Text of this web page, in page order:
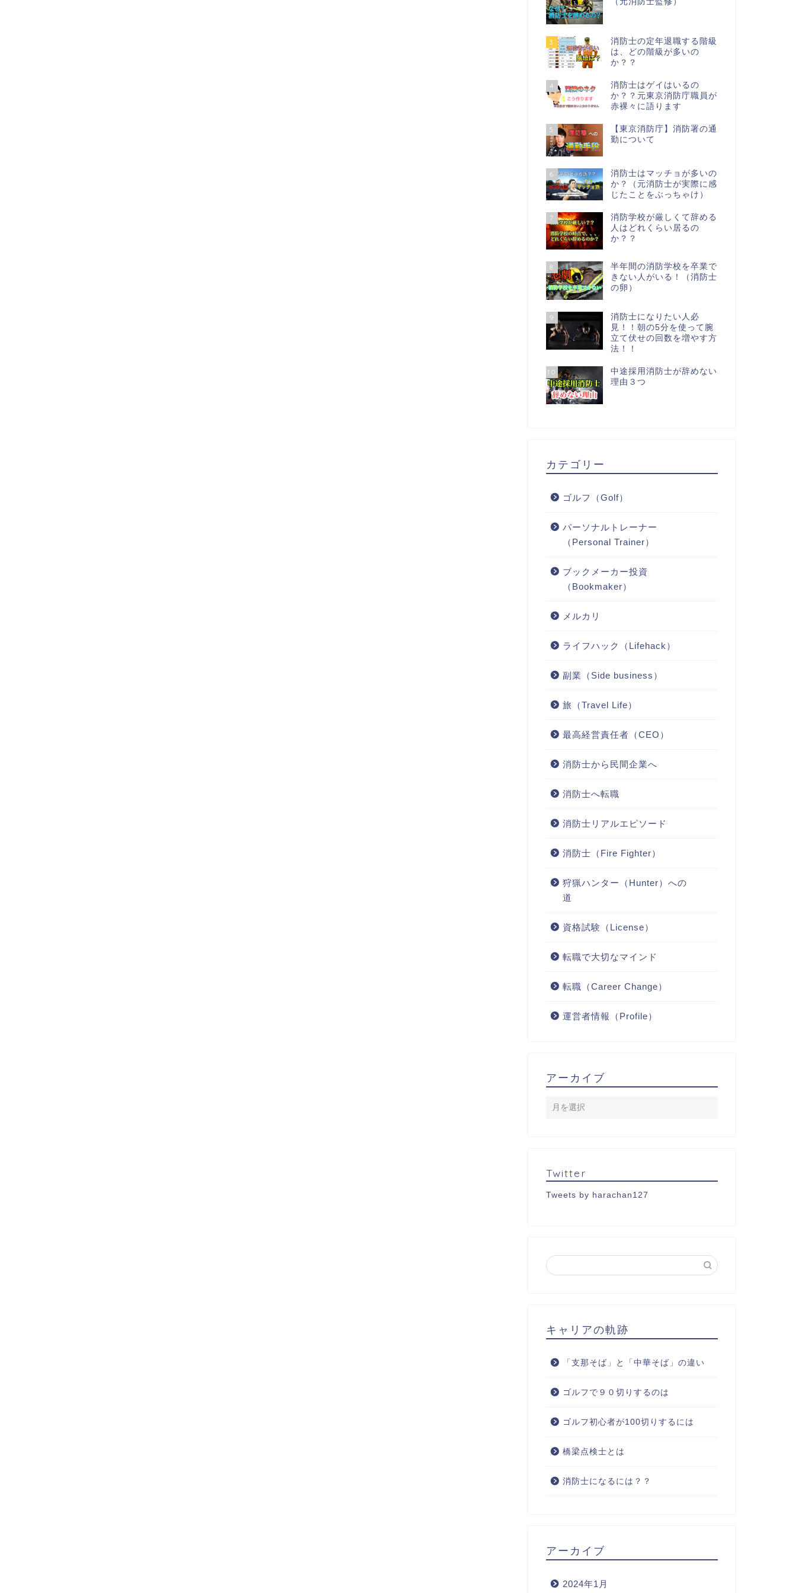
3
消防士の定年退職する階級
は、どの階級が多いの
か？？
4
消防士はゲイはいるの
か？？元東京消防庁職員が
赤裸々に語ります
5
【東京消防庁】消防署の通
勤について
6
消防士はマッチョが多いの
か？（元消防士が実際に感
じたことをぶっちゃけ）
7
消防学校が厳しくて辞める
人はどれくらい居るの
か？？
8
半年間の消防学校を卒業で
きない人がいる！（消防士
の卵）
9
消防士になりたい人必
見！！朝の5分を使って腕
立て伏せの回数を増やす方
法！！
10
中途採用消防士が辞めない
理由３つ
カテゴリー
ゴルフ（Golf）
パーソナルトレーナー
（Personal Trainer）
ブックメーカー投資
（Bookmaker）
メルカリ
ライフハック（Lifehack）
副業（Side business）
旅（Travel Life）
最高経営責任者（CEO）
消防士から民間企業へ
消防士へ転職
消防士リアルエピソード
消防士（Fire Fighter）
狩猟ハンター（Hunter）への
道
資格試験（License）
転職で大切なマインド
転職（Career Change）
運営者情報（Profile）
アーカイブ
Twitter
Tweets by harachan127
キャリアの軌跡
「支那そば」と「中華そば」の違い
ゴルフで９０切りするのは
ゴルフ初心者が100切りするには
橋梁点検士とは
消防士になるには？？
アーカイブ
2024年1月